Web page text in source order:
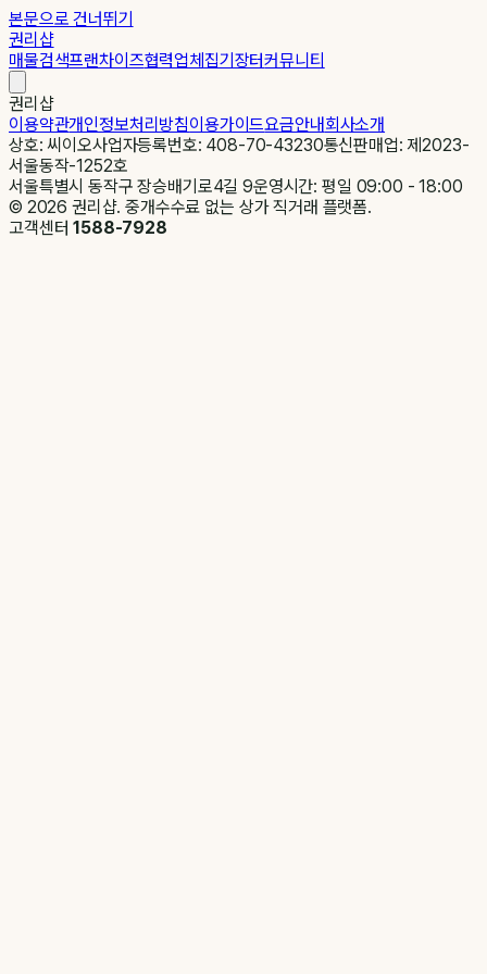
본문으로 건너뛰기
권리샵
매물검색프랜차이즈협력업체집기장터커뮤니티
권리샵
이용약관개인정보처리방침이용가이드요금안내회사소개
상호: 씨이오사업자등록번호: 408-70-43230통신판매업: 제2023-
서울동작-1252호
서울특별시 동작구 장승배기로4길 9운영시간: 평일 09:00 - 18:00
© 2026 권리샵. 중개수수료 없는 상가 직거래 플랫폼.
고객센터1588-7928